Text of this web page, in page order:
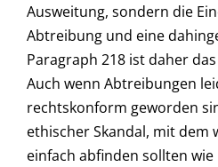
Ausweitung, sondern die
Abtreibung und eine
Paragraph 218 ist daher
Auch wenn Abtreibungen
rechtskonform geworden
ethischer Skandal, mit dem
einfach abfinden sollten